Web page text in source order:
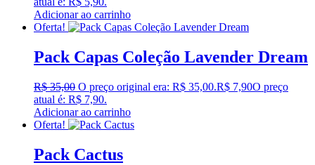
Adicionar ao carrinho
Oferta!
Pack Capas Coleção Lavender Dream
R$35,00 O preço original era: R$ 35,00.R$ 7,90O preço
atual é: R$ 7,90.
Adicionar ao carrinho
Oferta!
Pack Cactus